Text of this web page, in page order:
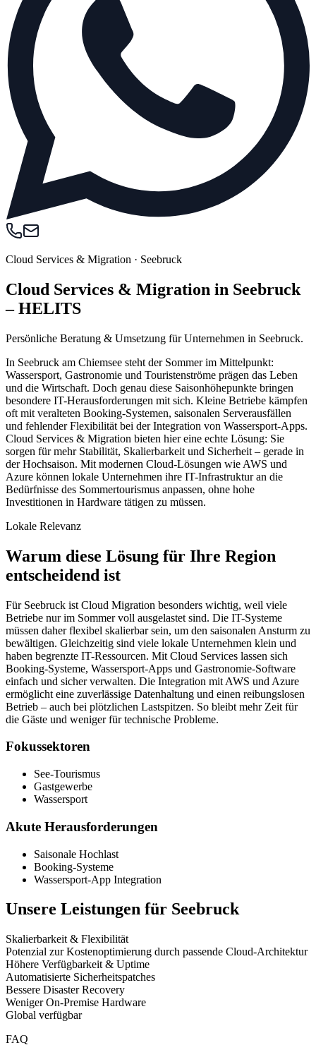
Cloud Services & Migration · Seebruck
Cloud Services & Migration in Seebruck
– HELITS
Persönliche Beratung & Umsetzung für Unternehmen in Seebruck.
In Seebruck am Chiemsee steht der Sommer im Mittelpunkt:
Wassersport, Gastronomie und Touristenströme prägen das Leben
und die Wirtschaft. Doch genau diese Saisonhöhepunkte bringen
besondere IT-Herausforderungen mit sich. Kleine Betriebe kämpfen
oft mit veralteten Booking-Systemen, saisonalen Serverausfällen
und fehlender Flexibilität bei der Integration von Wassersport-Apps.
Cloud Services & Migration bieten hier eine echte Lösung: Sie
sorgen für mehr Stabilität, Skalierbarkeit und Sicherheit – gerade in
der Hochsaison. Mit modernen Cloud-Lösungen wie AWS und
Azure können lokale Unternehmen ihre IT-Infrastruktur an die
Bedürfnisse des Sommertourismus anpassen, ohne hohe
Investitionen in Hardware tätigen zu müssen.
Lokale Relevanz
Warum diese Lösung für Ihre Region
entscheidend ist
Für Seebruck ist Cloud Migration besonders wichtig, weil viele
Betriebe nur im Sommer voll ausgelastet sind. Die IT-Systeme
müssen daher flexibel skalierbar sein, um den saisonalen Ansturm zu
bewältigen. Gleichzeitig sind viele lokale Unternehmen klein und
haben begrenzte IT-Ressourcen. Mit Cloud Services lassen sich
Booking-Systeme, Wassersport-Apps und Gastronomie-Software
einfach und sicher verwalten. Die Integration mit AWS und Azure
ermöglicht eine zuverlässige Datenhaltung und einen reibungslosen
Betrieb – auch bei plötzlichen Lastspitzen. So bleibt mehr Zeit für
die Gäste und weniger für technische Probleme.
Fokussektoren
See-Tourismus
Gastgewerbe
Wassersport
Akute Herausforderungen
Saisonale Hochlast
Booking-Systeme
Wassersport-App Integration
Unsere Leistungen für Seebruck
Skalierbarkeit & Flexibilität
Potenzial zur Kostenoptimierung durch passende Cloud-Architektur
Höhere Verfügbarkeit & Uptime
Automatisierte Sicherheitspatches
Bessere Disaster Recovery
Weniger On-Premise Hardware
Global verfügbar
FAQ